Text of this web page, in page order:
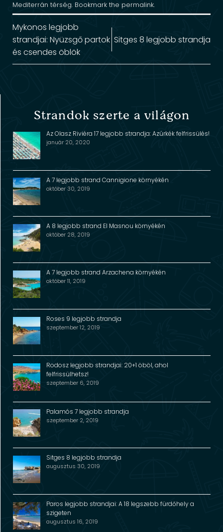
Mediterrán térség. Bookmark the permalink.
Mykonos legjobb
strandjai: Nyüzsgő partok
és csendes öblök
Sitges 8 legjobb strandja
Strandok szerte a világon
Az Olasz Riviéra 17 legjobb strandja: Azúrkék felfrissülés!
január 20, 2020
A 7 legjobb strand Cannigione környékén
október 30, 2019
A 8 legjobb strand El Masnou környékén
október 28, 2019
A 7 legjobb strand Arzachena környékén
október 11, 2019
Roses 9 legjobb strandja
szeptember 12, 2019
Rodosz legjobb strandjai: 20+1 öböl, ahol
felfrissülhetsz!
szeptember 6, 2019
Palamós 7 legjobb strandja
szeptember 2, 2019
Sitges 8 legjobb strandja
augusztus 30, 2019
Paros legjobb strandjai: A 18 legszebb fürdőhely a
szigeten
augusztus 16, 2019